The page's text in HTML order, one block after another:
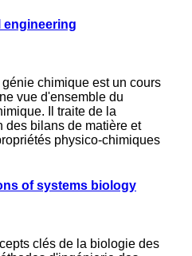
engineering
chimique est un cours
vue d'ensemble du
Il traite de la
des bilans de matière et
physico-chimiques
of systems biology
clés de la biologie des